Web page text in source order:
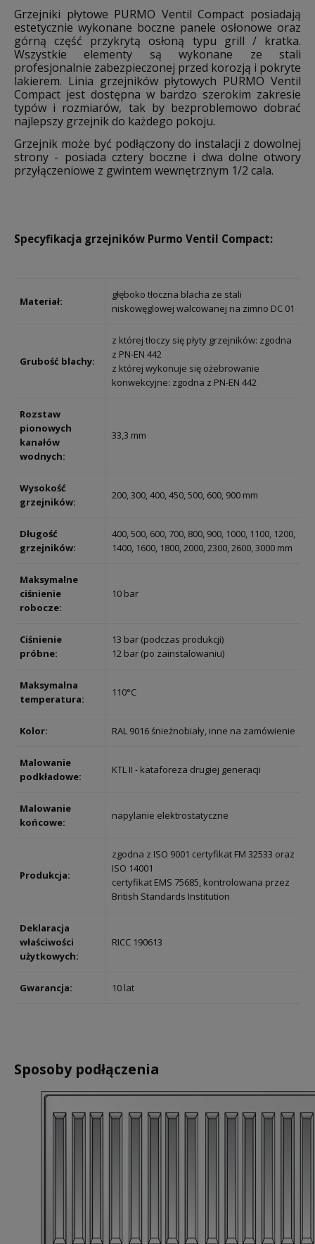
Grzejniki płytowe PURMO Ventil Compact posiadają
estetycznie wykonane boczne panele osłonowe oraz
górną część przykrytą osłoną typu grill / kratka.
Wszystkie elementy są wykonane ze stali
profesjonalnie zabezpieczonej przed korozją i pokryte
lakierem. Linia grzejników płytowych PURMO Ventil
Compact jest dostępna w bardzo szerokim zakresie
typów i rozmiarów, tak by bezproblemowo dobrać
najlepszy grzejnik do każdego pokoju.
Grzejnik może być podłączony do instalacji z dowolnej
strony - posiada cztery boczne i dwa dolne otwory
przyłączeniowe z gwintem wewnętrznym 1/2 cala.
Specyfikacja grzejników Purmo Ventil Compact:
Materiał:
głęboko tłoczna blacha ze stali
niskowęglowej walcowanej na zimno DC 01
Grubość blachy:
z której tłoczy się płyty grzejników: zgodna
z PN-EN 442
z której wykonuje się ożebrowanie
konwekcyjne: zgodna z PN-EN 442
Rozstaw
pionowych
kanałów
wodnych:
33,3 mm
Wysokość
grzejników:
200, 300, 400, 450, 500, 600, 900 mm
Długość
grzejników:
400, 500, 600, 700, 800, 900, 1000, 1100, 1200,
1400, 1600, 1800, 2000, 2300, 2600, 3000 mm
Maksymalne
ciśnienie
robocze:
10 bar
Ciśnienie
próbne:
13 bar (podczas produkcji)
12 bar (po zainstalowaniu)
Maksymalna
temperatura:
110°C
Kolor: RAL 9016 śnieżnobiały, inne na zamówienie
Malowanie
podkładowe:
KTL II - kataforeza drugiej generacji
Malowanie
końcowe:
napylanie elektrostatyczne
Produkcja:
zgodna z ISO 9001 certyfikat FM 32533 oraz
ISO 14001
certyfikat EMS 75685, kontrolowana przez
British Standards Institution
Deklaracja
właściwości
użytkowych:
RICC 190613
Gwarancja: 10 lat
Sposoby podłączenia